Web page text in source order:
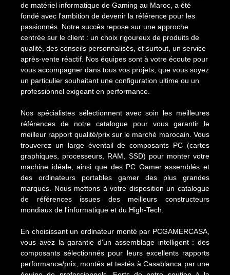
de matériel informatique de Gaming au Maroc, a été
fondé avec l'ambition de devenir la référence pour les
passionnés. Notre succès repose sur une approche
centrée sur le client : un choix rigoureux de produits de
qualité, des conseils personnalisés, et surtout, un service
après-vente réactif. Nos équipes sont à votre écoute pour
vous accompagner dans tous vos projets, que vous soyez
un particulier souhaitant une configuration ultime ou un
professionnel exigeant en performance.
Nos spécialistes sélectionnent avec soin les meilleures
références de notre catalogue pour vous garantir le
meilleur rapport qualité/prix sur le marché marocain. Vous
trouverez un large éventail de composants PC (cartes
graphiques, processeurs, RAM, SSD) pour monter votre
machine idéale, ainsi que des PC Gamer assemblés et
des ordinateurs portables gamer des plus grandes
marques. Nous mettons à votre disposition un catalogue
de références issues des meilleurs constructeurs
mondiaux de l'informatique et du High-Tech.
En choisissant un ordinateur monté par PCGAMERCASA,
vous avez la garantie d'un assemblage intelligent : des
composants sélectionnés pour leurs excellents rapports
performance/prix, montés et testés à Casablanca par une